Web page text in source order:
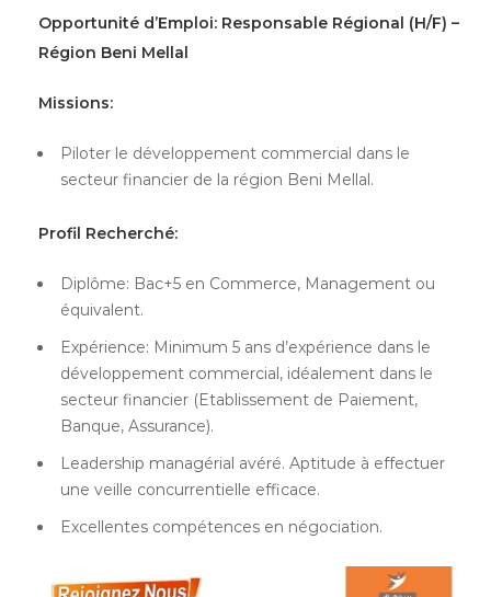
Opportunité d’Emploi: Responsable Régional (H/F) –
Région Beni Mellal
Missions:
Piloter le développement commercial dans le
secteur financier de la région Beni Mellal.
Profil Recherché:
Diplôme: Bac+5 en Commerce, Management ou
équivalent.
Expérience: Minimum 5 ans d’expérience dans le
développement commercial, idéalement dans le
secteur financier (Etablissement de Paiement,
Banque, Assurance).
Leadership managérial avéré. Aptitude à effectuer
une veille concurrentielle efficace.
Excellentes compétences en négociation.